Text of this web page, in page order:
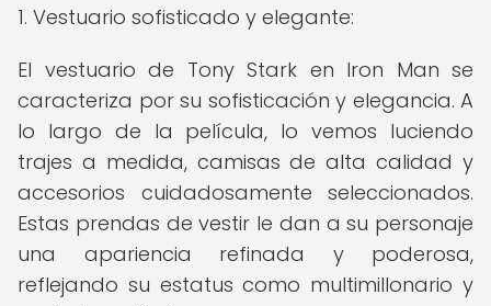
1. Vestuario sofisticado y elegante:
El vestuario de Tony Stark en Iron Man se
caracteriza por su sofisticación y elegancia. A
lo largo de la película, lo vemos luciendo
trajes a medida, camisas de alta calidad y
accesorios cuidadosamente seleccionados.
Estas prendas de vestir le dan a su personaje
una apariencia refinada y poderosa,
reflejando su estatus como multimillonario y